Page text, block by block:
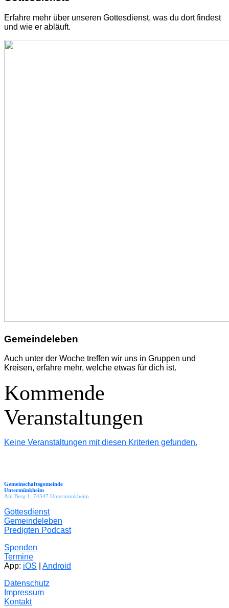
Erfahre mehr über unseren Gottesdienst, was du dort findest
und wie er abläuft.
Gemeindeleben
Auch unter der Woche treffen wir uns in Gruppen und
Kreisen, erfahre mehr, welche etwas für dich ist.
Kommende
Veranstaltungen
Keine Veranstaltungen mit diesen Kriterien gefunden.
Gemeinschaftsgemeinde
Untermünkheim
Am Berg 1, 74547 Untermünkheim
Gottesdienst
Gemeindeleben
Predigten Podcast
Spenden
Termine
App: iOS
Android
Datenschutz
Impressum
Kontakt